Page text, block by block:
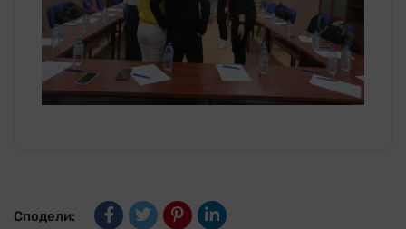
Сподели: